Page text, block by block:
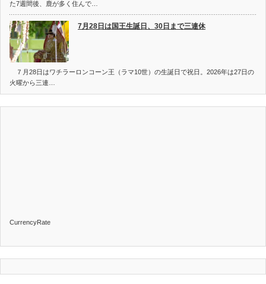
た7週間後、鹿が多く住んで…
7月28日は国王生誕日、30日まで三連休
７月28日はワチラーロンコーン王（ラマ10世）の生誕日で祝日。2026年は27日の
火曜から三連…
CurrencyRate